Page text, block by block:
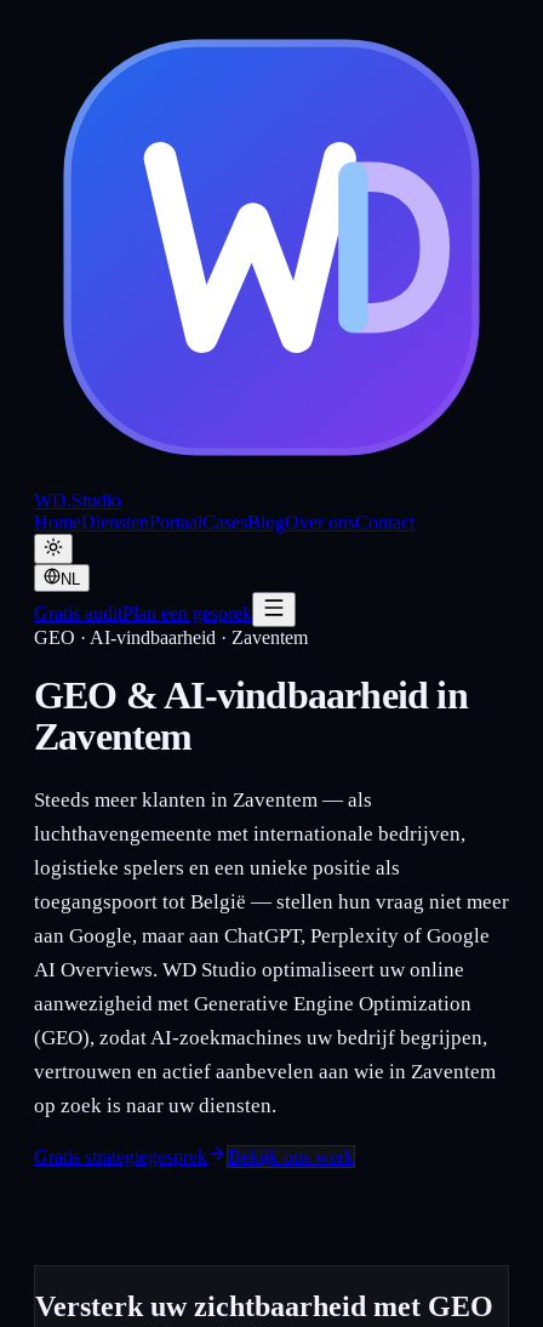
WD.Studio
HomeDienstenPortaalCasesBlogOver onsContact
NL
Gratis auditPlan een gesprek
GEO · AI-vindbaarheid · Zaventem
GEO & AI-vindbaarheid in
Zaventem
Steeds meer klanten in Zaventem — als
luchthavengemeente met internationale bedrijven,
logistieke spelers en een unieke positie als
toegangspoort tot België — stellen hun vraag niet meer
aan Google, maar aan ChatGPT, Perplexity of Google
AI Overviews. WD Studio optimaliseert uw online
aanwezigheid met Generative Engine Optimization
(GEO), zodat AI-zoekmachines uw bedrijf begrijpen,
vertrouwen en actief aanbevelen aan wie in Zaventem
op zoek is naar uw diensten.
Gratis strategiegesprek Bekijk ons werk
Versterk uw zichtbaarheid met GEO